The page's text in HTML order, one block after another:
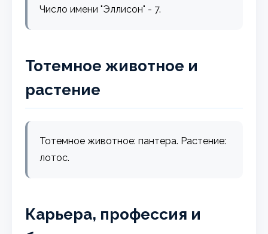
Число имени "Эллисон" - 7.
Тотемное животное и
растение
Тотемное животное: пантера. Растение:
лотос.
Карьера, профессия и